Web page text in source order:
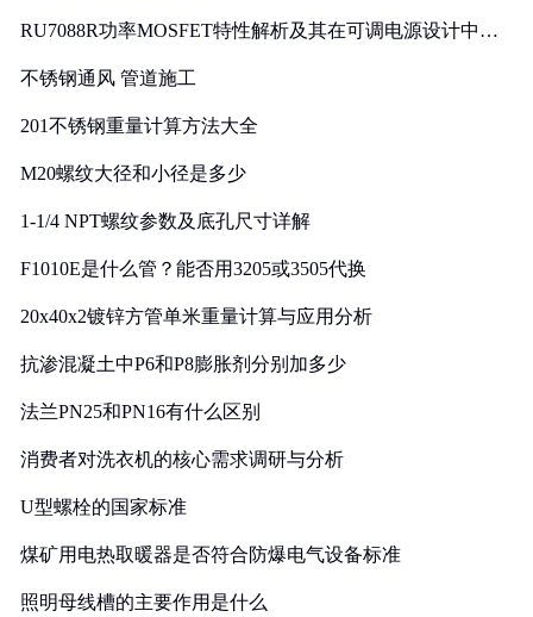
RU7088R功率MOSFET特性解析及其在可调电源设计中的
不锈钢通风 管道施工
201不锈钢重量计算方法大全
M20螺纹大径和小径是多少
1-1/4 NPT螺纹参数及底孔尺寸详解
F1010E是什么管？能否用3205或3505代换
20x40x2镀锌方管单米重量计算与应用分析
抗渗混凝土中P6和P8膨胀剂分别加多少
法兰PN25和PN16有什么区别
消费者对洗衣机的核心需求调研与分析
U型螺栓的国家标准
煤矿用电热取暖器是否符合防爆电气设备标准
照明母线槽的主要作用是什么